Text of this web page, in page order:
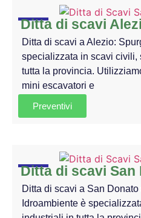
Ditta di scavi
Ditta di scavi a Alezio:
specializzata in scavi civili,
tutta la provincia.
mini escavatori e
Preventivi
Ditta di scavi San
Ditta di scavi a San
Idroambiente è